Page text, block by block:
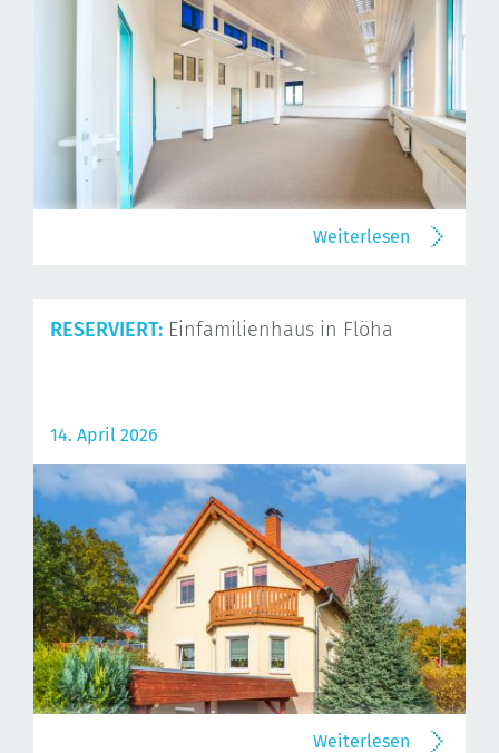
Weiterlesen
RESERVIERT: Einfamilienhaus in Flöha
14. April 2026
Weiterlesen